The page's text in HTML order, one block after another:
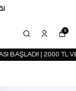
0
| 2000 TL VE